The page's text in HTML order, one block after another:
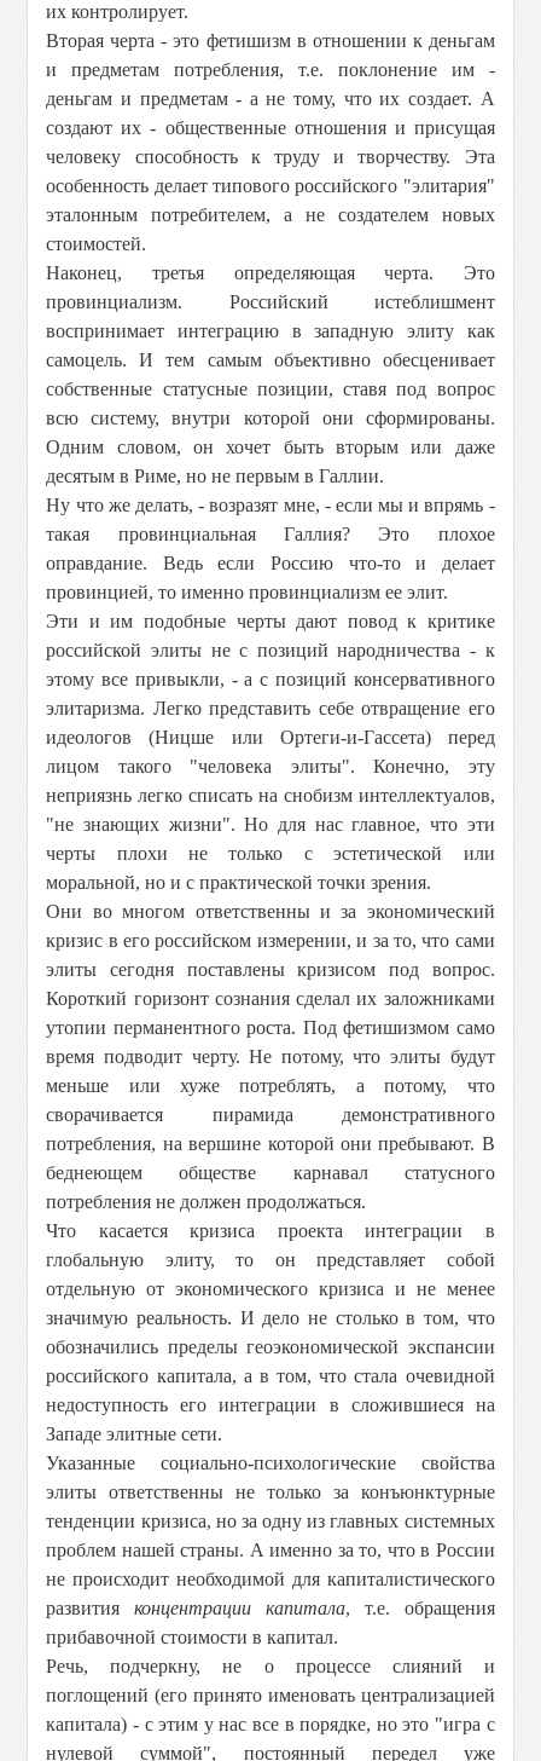
их контролирует.
Вторая черта - это фетишизм в отношении к деньгам
и предметам потребления, т.е. поклонение им -
деньгам и предметам - а не тому, что их создает. А
создают их - общественные отношения и присущая
человеку способность к труду и творчеству. Эта
особенность делает типового российского "элитария"
эталонным потребителем, а не создателем новых
стоимостей.
Наконец, третья определяющая черта. Это
провинциализм. Российский истеблишмент
воспринимает интеграцию в западную элиту как
самоцель. И тем самым объективно обесценивает
собственные статусные позиции, ставя под вопрос
всю систему, внутри которой они сформированы.
Одним словом, он хочет быть вторым или даже
десятым в Риме, но не первым в Галлии.
Ну что же делать, - возразят мне, - если мы и впрямь -
такая провинциальная Галлия? Это плохое
оправдание. Ведь если Россию что-то и делает
провинцией, то именно провинциализм ее элит.
Эти и им подобные черты дают повод к критике
российской элиты не с позиций народничества - к
этому все привыкли, - а с позиций консервативного
элитаризма. Легко представить себе отвращение его
идеологов (Ницше или Ортеги-и-Гассета) перед
лицом такого "человека элиты". Конечно, эту
неприязнь легко списать на снобизм интеллектуалов,
"не знающих жизни". Но для нас главное, что эти
черты плохи не только с эстетической или
моральной, но и с практической точки зрения.
Они во многом ответственны и за экономический
кризис в его российском измерении, и за то, что сами
элиты сегодня поставлены кризисом под вопрос.
Короткий горизонт сознания сделал их заложниками
утопии перманентного роста. Под фетишизмом само
время подводит черту. Не потому, что элиты будут
меньше или хуже потреблять, а потому, что
сворачивается пирамида демонстративного
потребления, на вершине которой они пребывают. В
беднеющем обществе карнавал статусного
потребления не должен продолжаться.
Что касается кризиса проекта интеграции в
глобальную элиту, то он представляет собой
отдельную от экономического кризиса и не менее
значимую реальность. И дело не столько в том, что
обозначились пределы геоэкономической экспансии
российского капитала, а в том, что стала очевидной
недоступность его интеграции в сложившиеся на
Западе элитные сети.
Указанные социально-психологические свойства
элиты ответственны не только за конъюнктурные
тенденции кризиса, но за одну из главных системных
проблем нашей страны. А именно за то, что в России
не происходит необходимой для капиталистического
развитияконцентрации капитала, т.е. обращения
прибавочной стоимости в капитал.
Речь, подчеркну, не о процессе слияний и
поглощений (его принято именовать централизацией
капитала) - с этим у нас все в порядке, но это "игра с
нулевой суммой", постоянный передел уже